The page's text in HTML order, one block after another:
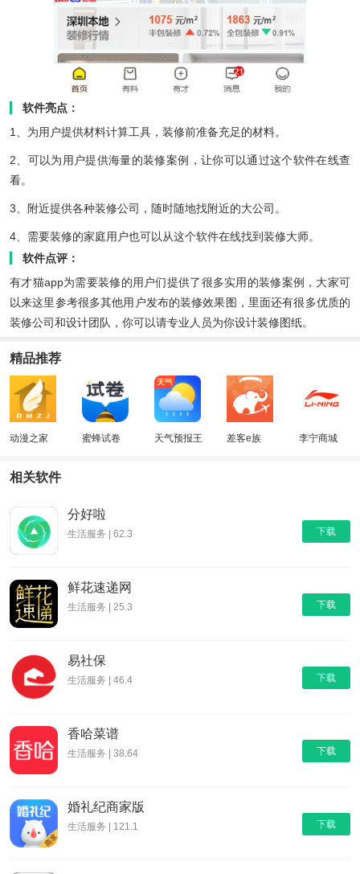
软件亮点：
1、为用户提供材料计算工具，装修前准备充足的材料。
2、可以为用户提供海量的装修案例，让你可以通过这个软件在线查
看。
3、附近提供各种装修公司，随时随地找附近的大公司。
4、需要装修的家庭用户也可以从这个软件在线找到装修大师。
软件点评：
有才猫app为需要装修的用户们提供了很多实用的装修案例，大家可
以来这里参考很多其他用户发布的装修效果图，里面还有很多优质的
装修公司和设计团队，你可以请专业人员为你设计装修图纸。
精品推荐
动漫之家 蜜蜂试卷 天气预报王 差客e族 李宁商城
相关软件
下载
分好啦
生活服务 | 62.3
下载
鲜花速递网
生活服务 | 25.3
下载
易社保
生活服务 | 46.4
下载
香哈菜谱
生活服务 | 38.64
下载
婚礼纪商家版
生活服务 | 121.1